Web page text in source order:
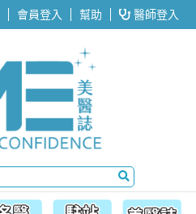
會員登入 幫助 醫師登入